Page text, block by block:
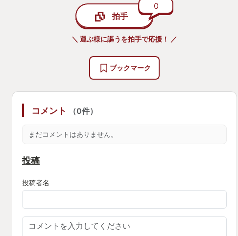
だけど…!のバランスが絶妙で悔しい思いを重ねること数
十回。制限時間残り0秒!やったか?!…やってる〜!クリア!
見てたので攻略しかたは理解した、操作の技術も十分。
なので以前は全然クリア出来なかったラスボスも1度リト
も奮闘した相手をアッサリとな!?
すげー成長すげー!と感動しきりでした。
た。マル。
拍手
0
＼ 運ぶ様に謳うを拍手で応援！ ／
ブックマーク
コメント （0件）
まだコメントはありません。
投稿
投稿者名